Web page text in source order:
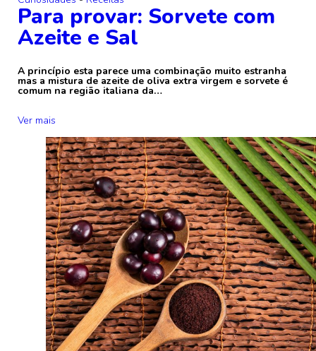
Para provar: Sorvete com
Azeite e Sal
A princípio esta parece uma combinação muito estranha
mas a mistura de azeite de oliva extra virgem e sorvete é
comum na região italiana da…
Ver mais